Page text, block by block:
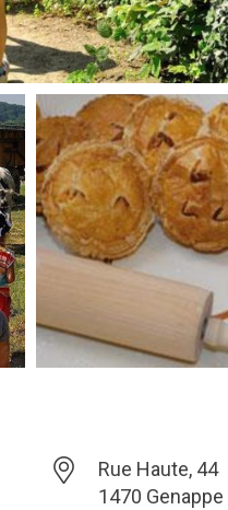
Rue Haute, 44
1470 Genappe